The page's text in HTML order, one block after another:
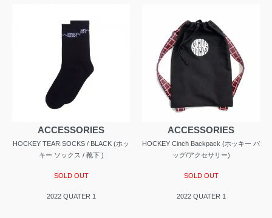
ACCESSORIES
HOCKEY TEAR SOCKS / BLACK (ホッ
キー ソックス / 靴下 )
SOLD OUT
2022 QUATER 1
ACCESSORIES
HOCKEY Cinch Backpack (ホッキー バ
ッグ/アクセサリー)
SOLD OUT
2022 QUATER 1